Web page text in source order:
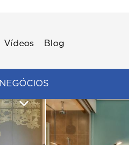
Vídeos Blog
NEGÓCIOS